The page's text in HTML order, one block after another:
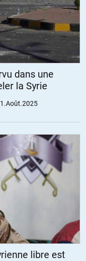
dans une
la Syrie
libre est